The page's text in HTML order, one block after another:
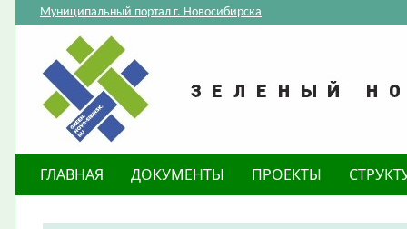
Муниципальный портал г. Новосибирска
ГЛАВНАЯ ДОКУМЕНТЫ ПРОЕКТЫ